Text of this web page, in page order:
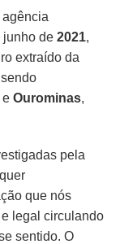
junho de2021,
extraído da
eOurominas,
pela
que nós
legal circulando
sentido. O